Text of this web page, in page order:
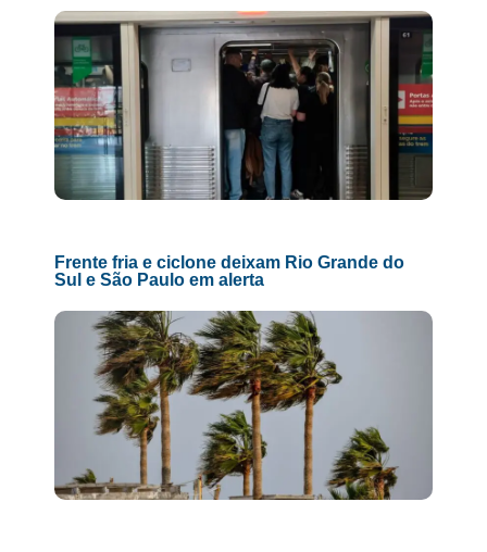
Frente fria e ciclone deixam Rio Grande do
Sul e São Paulo em alerta